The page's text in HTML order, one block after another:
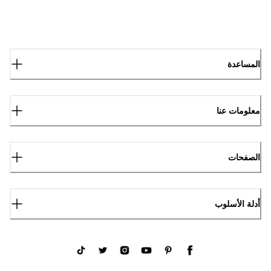
المساعدة
معلومات عنا
الصفحات
أدلة الأسلوب